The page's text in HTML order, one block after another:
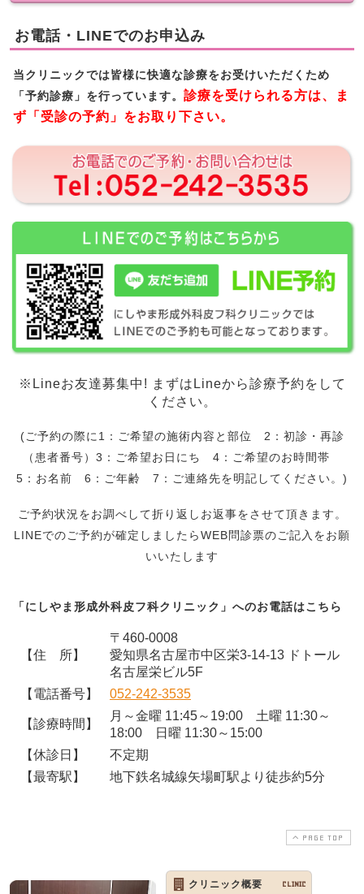
お電話・LINEでのお申込み
当クリニックでは皆様に快適な診療をお受けいただくため
「予約診療」を行っています。 診療を受けられる方は、ま
ず「受診の予約」をお取り下さい。
※Lineお友達募集中! まずはLineから診療予約をして
ください。
(ご予約の際に1：ご希望の施術内容と部位 2：初診・再診
（患者番号）3：ご希望お日にち 4：ご希望のお時間帯
5：お名前 6：ご年齢 7：ご連絡先を明記してください。)
ご予約状況をお調べして折り返しお返事をさせて頂きます。
LINEでのご予約が確定しましたらWEB問診票のご記入をお願
いいたします
「にしやま形成外科皮フ科クリニック」へのお電話はこちら
【住 所】
〒460-0008
愛知県名古屋市中区栄3-14-13 ドトール
名古屋栄ビル5F
【電話番号】
052-242-3535
【診療時間】
月～金曜 11:45～19:00 土曜 11:30～
18:00 日曜 11:30～15:00
【休診日】
不定期
【最寄駅】
地下鉄名城線矢場町駅より徒歩約5分
PAGE TOP
クリニック概要 CLINIC